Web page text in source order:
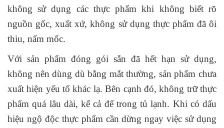
không sử dụng các thực phẩm khi không biết rõ
nguồn gốc, xuất xứ, không sử dụng thực phẩm đã ôi
thiu, nấm mốc.
Với sản phẩm đóng gói sẵn đã hết hạn sử dụng,
không nên dùng dù bằng mắt thường, sản phẩm chưa
xuất hiện yếu tố khác lạ. Bên cạnh đó, không trữ thực
phẩm quá lâu dài, kể cả để trong tủ lạnh. Khi có dấu
hiệu ngộ độc thực phẩm cần dừng ngay việc sử dụng